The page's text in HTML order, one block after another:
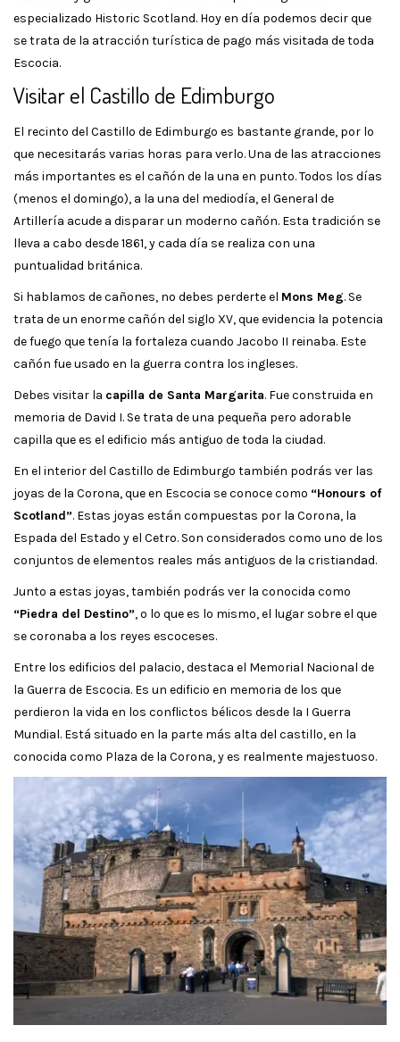
especializado Historic Scotland. Hoy en día podemos decir que
se trata de la atracción turística de pago más visitada de toda
Escocia.
Visitar el Castillo de Edimburgo
El recinto del Castillo de Edimburgo es bastante grande, por lo
que necesitarás varias horas para verlo. Una de las atracciones
más importantes es el cañón de la una en punto. Todos los días
(menos el domingo), a la una del mediodía, el General de
Artillería acude a disparar un moderno cañón. Esta tradición se
lleva a cabo desde 1861, y cada día se realiza con una
puntualidad británica.
Si hablamos de cañones, no debes perderte el Mons Meg. Se
trata de un enorme cañón del siglo XV, que evidencia la potencia
de fuego que tenía la fortaleza cuando Jacobo II reinaba. Este
cañón fue usado en la guerra contra los ingleses.
Debes visitar la capilla de Santa Margarita. Fue construida en
memoria de David I. Se trata de una pequeña pero adorable
capilla que es el edificio más antiguo de toda la ciudad.
En el interior del Castillo de Edimburgo también podrás ver las
joyas de la Corona, que en Escocia se conoce como “Honours of
Scotland”. Estas joyas están compuestas por la Corona, la
Espada del Estado y el Cetro. Son considerados como uno de los
conjuntos de elementos reales más antiguos de la cristiandad.
Junto a estas joyas, también podrás ver la conocida como
“Piedra del Destino”, o lo que es lo mismo, el lugar sobre el que
se coronaba a los reyes escoceses.
Entre los edificios del palacio, destaca el Memorial Nacional de
la Guerra de Escocia. Es un edificio en memoria de los que
perdieron la vida en los conflictos bélicos desde la I Guerra
Mundial. Está situado en la parte más alta del castillo, en la
conocida como Plaza de la Corona, y es realmente majestuoso.